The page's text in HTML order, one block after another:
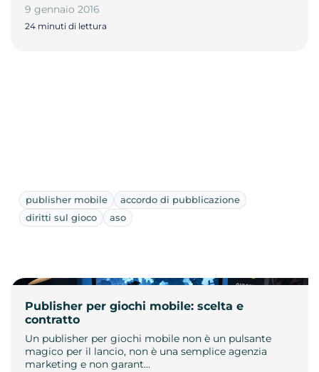
9 gennaio 2016
24 minuti di lettura
publisher mobile
accordo di pubblicazione
diritti sul gioco
aso
Publisher per giochi mobile: scelta e
contratto
Un publisher per giochi mobile non è un pulsante
magico per il lancio, non è una semplice agenzia
marketing e non garant…